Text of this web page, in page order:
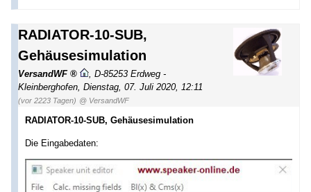
RADIATOR-10-SUB,
Gehäusesimulation
VersandWF , D-85253 Erdweg -
Kleinberghofen, Dienstag, 07. Juli 2020, 12:11
(vor 2223 Tagen) @ VersandWF
RADIATOR-10-SUB, Gehäusesimulation
Die Eingabedaten: